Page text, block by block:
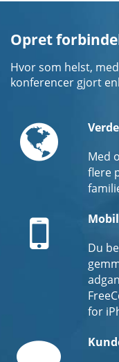
Opret
Hvor som helst,
konferencer gjort
Globe
Med
flere
Mobile
Du
for
Comment